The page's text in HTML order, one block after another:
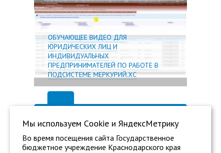
ОБУЧАЮЩЕЕ ВИДЕО ДЛЯ
ЮРИДИЧЕСКИХ ЛИЦ И
ИНДИВИДУАЛЬНЫХ
ПРЕДПРИНИМАТЕЛЕЙ ПО РАБОТЕ В
ПОДСИСТЕМЕ МЕРКУРИЙ.ХС
Мы используем Сookie и ЯндексМетрику
Во время посещения сайта Государственное
бюджетное учреждение Краснодарского края